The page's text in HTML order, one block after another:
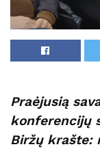
Praėjusią
konferencijų
Biržų krašte: